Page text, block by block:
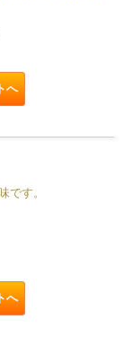
へ
です。
へ